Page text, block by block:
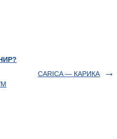
CARICA — КАРИКА